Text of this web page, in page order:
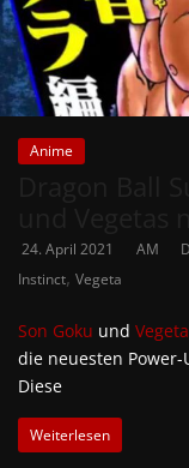
Anime
24. April 2021 AM
Instinct, Vegeta
Son Goku und Vegeta
die neuesten
Diese
Weiterlesen